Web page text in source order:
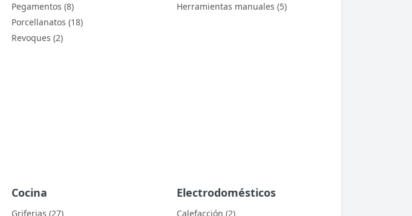
Pegamentos (8)
Porcellanatos (18)
Revoques (2)
Herramientas manuales (5)
Cocina
Griferias (27)
Electrodomésticos
Calefacción (2)